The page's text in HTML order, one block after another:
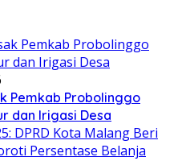
Pemkab Probolinggo
dan Irigasi Desa